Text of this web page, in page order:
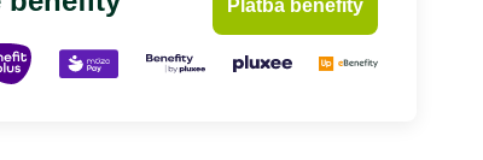
Platba benefity